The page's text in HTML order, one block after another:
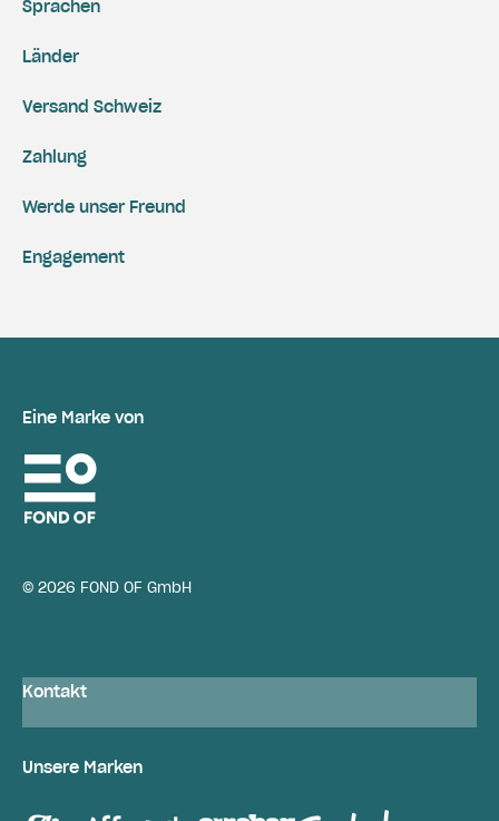
Versand Schweiz
Zahlung
Engagement
Werde unser Freund
Sprachen
Länder
Eine Marke von
© 2026 FOND OF GmbH
Kontakt
Unsere Marken